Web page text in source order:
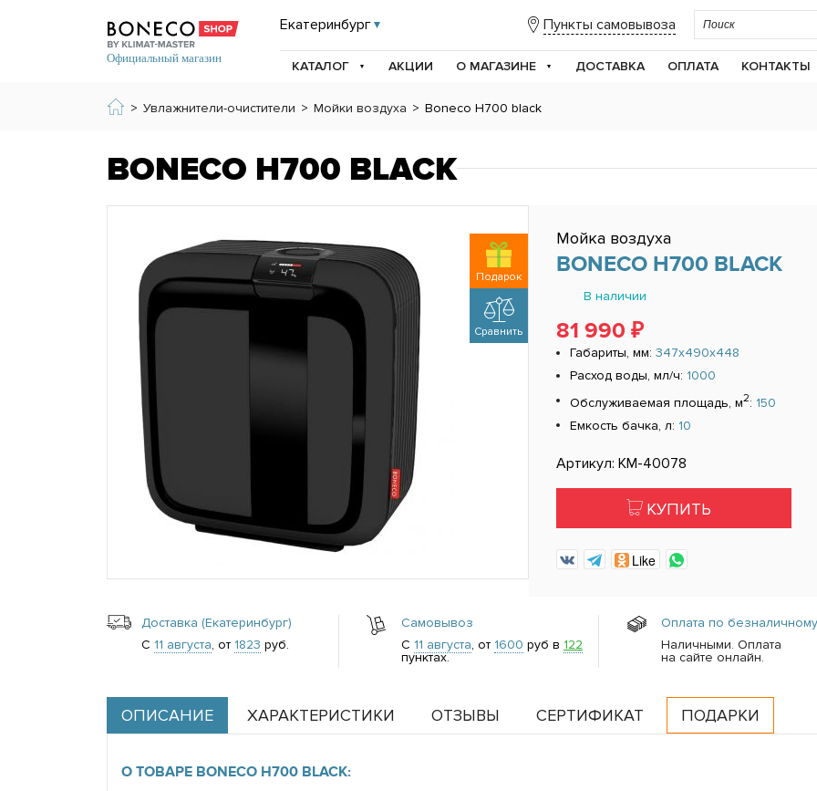
Екатеринбург Пункты самовывоза
КАТАЛОГ АКЦИИ О МАГАЗИНЕ ДОСТАВКА ОПЛАТА КОНТАКТЫ
> Увлажнители-очистители > Мойки воздуха > Boneco H700 black
BONECO H700 BLACK
Подарок
Сравнить
Мойка воздуха
BONECO H700 BLACK
В наличии
81 990 ₽
Габариты, мм: 347x490x448
Расход воды, мл/ч: 1000
Обслуживаемая площадь, м2: 150
Емкость бачка, л: 10
Артикул: КМ-40078
КУПИТЬ
Like
Доставка (Екатеринбург)
С 11 августа, от 1823 руб.
Самовывоз
С 11 августа, от 1600 руб в 122
пунктах.
Оплата по
Наличными. Оплата
на сайте онлайн.
ОПИСАНИЕ ХАРАКТЕРИСТИКИ ОТЗЫВЫ СЕРТИФИКАТ ПОДАРКИ
О ТОВАРЕ BONECO H700 BLACK: